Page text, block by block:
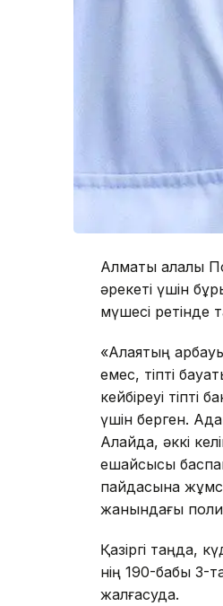
Алматы қалалық
әрекеті үшін
мүшесі ретінде
«Алаяқтың
емес, тіпті
кейбіреуі
үшін берген.
Алайда, әккі
ешқайсысы
пайдасына
жанындағы
Қазіргі таңда,
нің 190-бабы 3-
жалғасуда.